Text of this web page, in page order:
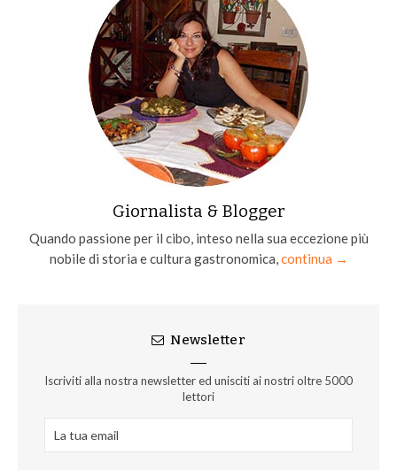
Giornalista & Blogger
Quando passione per il cibo, inteso nella sua eccezione più
nobile di storia e cultura gastronomica,continua →
Newsletter
Iscriviti alla nostra newsletter ed unisciti ai nostri oltre 5000
lettori